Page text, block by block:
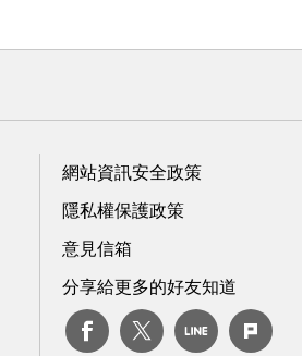
網站資訊安全政策
隱私權保護政策
意見信箱
分享給更多的好友知道